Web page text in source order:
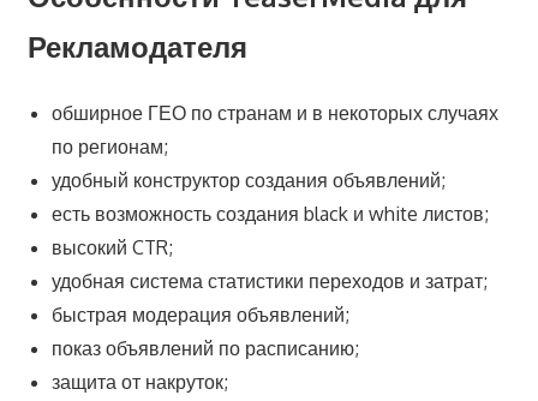
Рекламодателя
обширное ГЕО по странам и в некоторых случаях
по регионам;
удобный конструктор создания объявлений;
есть возможность создания black и white листов;
высокий CTR;
удобная система статистики переходов и затрат;
быстрая модерация объявлений;
показ объявлений по расписанию;
защита от накруток;